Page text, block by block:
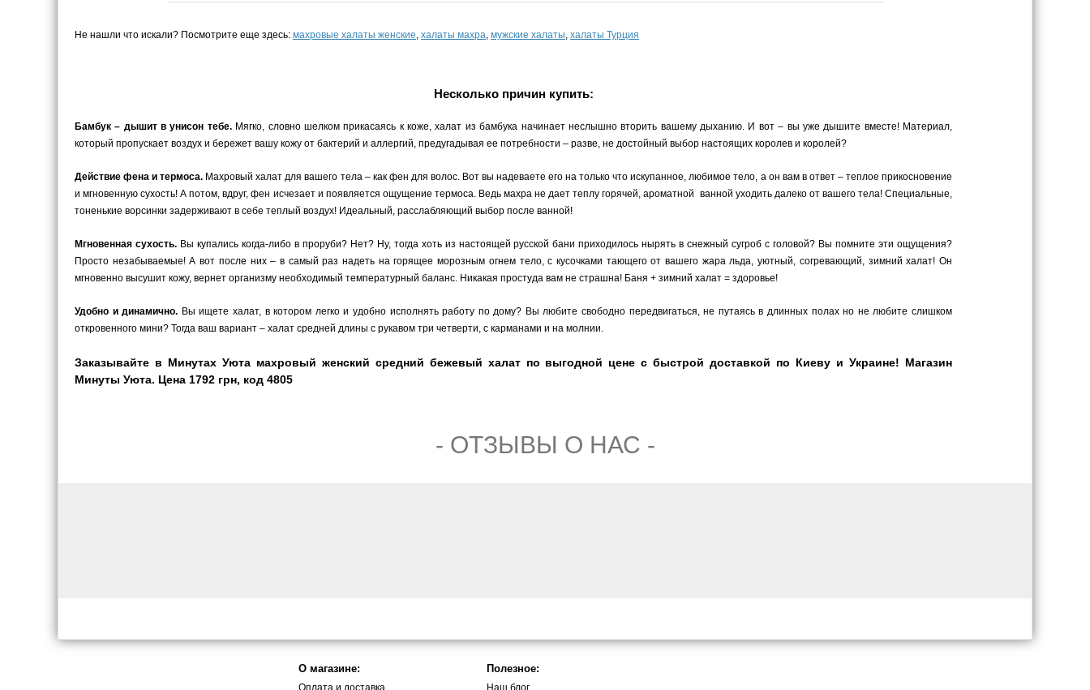
Не нашли что искали? Посмотрите еще здесь: махровые халаты женские, халаты махра, мужские халаты, халаты Турция
Несколько причин купить:
Бамбук – дышит в унисон тебе.Мягко, словно шелком прикасаясь к коже, халат из бамбука начинает неслышно вторить вашему дыханию. И вот – вы уже дышите вместе! Материал,
который пропускает воздух и бережет вашу кожу от бактерий и аллергий, предугадывая ее потребности – разве, не достойный выбор настоящих королев и королей?
Действие фена и термоса. Махровый халат для вашего тела – как фен для волос. Вот вы надеваете его на только что искупанное, любимое тело, а он вам в ответ – теплое прикосновение
и мгновенную сухость! А потом, вдруг, фен исчезает и появляется ощущение термоса. Ведь махра не дает теплу горячей, ароматной ванной уходить далеко от вашего тела! Специальные,
тоненькие ворсинки задерживают в себе теплый воздух! Идеальный, расслабляющий выбор после ванной!
Мгновенная сухость.Вы купались когда-либо в проруби? Нет? Ну, тогда хоть из настоящей русской бани приходилось нырять в снежный сугроб с головой? Вы помните эти ощущения?
Просто незабываемые! А вот после них – в самый раз надеть на горящее морозным огнем тело, с кусочками тающего от вашего жара льда, уютный, согревающий, зимний халат! Он
мгновенно высушит кожу, вернет организму необходимый температурный баланс. Никакая простуда вам не страшна! Баня + зимний халат = здоровье!
Удобно и динамично. Вы ищете халат, в котором легко и удобно исполнять работу по дому? Вы любите свободно передвигаться, не путаясь в длинных полах но не любите слишком
откровенного мини? Тогда ваш вариант – халат средней длины с рукавом три четверти, с карманами и на молнии.
Заказывайте в Минутах Уюта махровый женский средний бежевый халат по выгодной цене с быстрой доставкой по Киеву и Украине! Магазин
Минуты Уюта. Цена 1792 грн, код 4805
- ОТЗЫВЫ О НАС -
О магазине:
Оплата и доставка
Полезное:
Наш блог